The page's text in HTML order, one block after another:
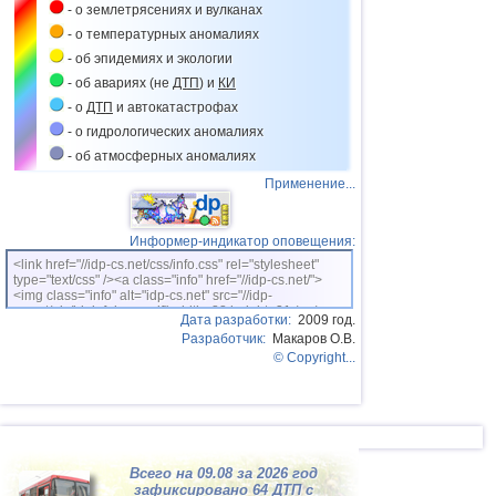
Мьянме
09.03Аварийная посадка самолета в Нью-
Джерси
11.03 Аварийная посадка самолета в
Красноярске
11.03Аварийная посадка самолета в
Таиланде
Аварийная посадка самолета в
Екатеринбурге
Аварийная посадка самолета в
20.03 Крушение самолета в Подмосковье
20.03Аварийная посадка самолета в
Сиднее
Наводнения на Гавайях
Крушение вертолета в Катаре
Йорке
31.03
Крушение самолета в Крыму
- о землетрясениях и вулканах
- о температурных аномалиях
- об эпидемиях и экологии
- об авариях (не ДТП) и КИ
- о ДТП и автокатастрофах
- о гидрологических аномалиях
- об атмосферных аномалиях
Применение...
Информер-индикатор оповещения:
<link href="//idp-cs.net/css/info.css" rel="stylesheet"
type="text/css" /><a class="info" href="//idp-cs.net/">
<img class="info" alt="idp-cs.net" src="//idp-
cs.net/pix/idpinfok_sm.gif" width=88 height=31 /></a>
Дата разработки: 2009 год.
Разработчик: Макаров О.В.
© Copyright...
Всего на 09.08 за 2026 год
зафиксировано 64ДТПс